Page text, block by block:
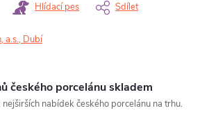
Hlídací pes Sdílet
a.s., Dubí
českého porcelánu skladem
nabídek českého porcelánu na trhu.